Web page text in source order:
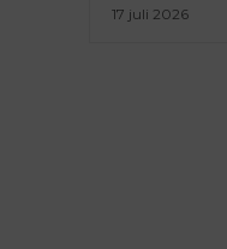
17 juli 2026